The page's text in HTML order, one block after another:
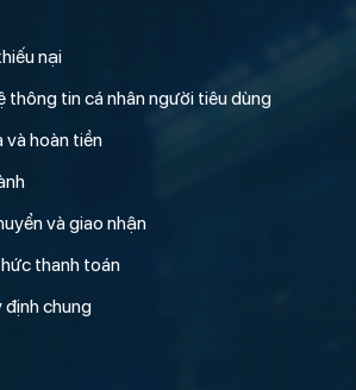
nại
thông tin cá nhân người tiêu dùng
và hoàn tiền
và giao nhận
thanh toán
định chung